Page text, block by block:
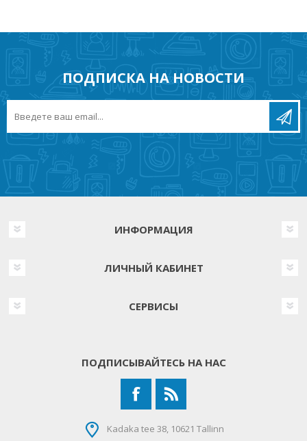
ПОДПИСКА НА НОВОСТИ
ИНФОРМАЦИЯ
ЛИЧНЫЙ КАБИНЕТ
СЕРВИСЫ
ПОДПИСЫВАЙТЕСЬ НА НАС
Kadaka tee 38, 10621 Tallinn